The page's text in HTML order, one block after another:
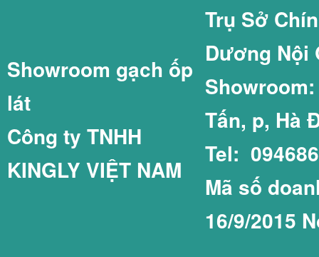
GẠCH LÁT SÂN
GẠCH LÁT SÂN
GẠCH THẺ
GẠCH THẺ
Showroom gạch ốp
lát
Công ty TNHH
KINGLY VIỆT NAM
Trụ Sở
Dương Nội
Tấn, p, Hà
Tel:
Mã số
16/9/2015